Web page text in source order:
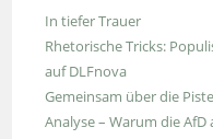
In tiefer Trauer
Rhetorische Tricks:
auf DLFnova
Gemeinsam über die
Analyse – Warum die